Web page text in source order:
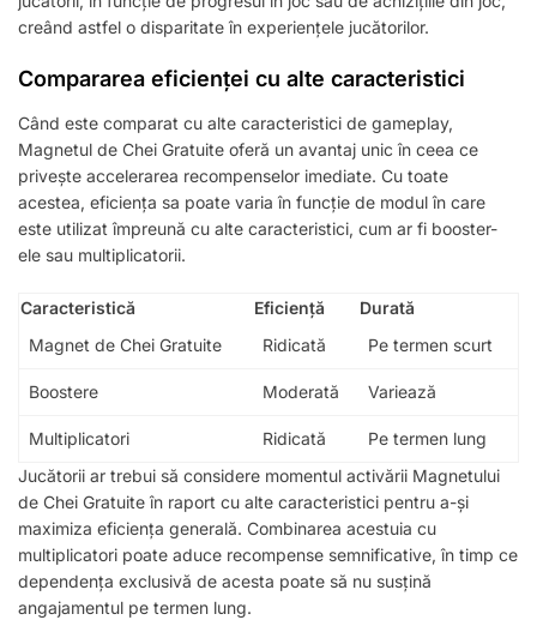
creând astfel o disparitate în experiențele jucătorilor.
Compararea eficienței cu alte caracteristici
Când este comparat cu alte caracteristici de gameplay,
Magnetul de Chei Gratuite oferă un avantaj unic în ceea ce
privește accelerarea recompenselor imediate. Cu toate
acestea, eficiența sa poate varia în funcție de modul în care
este utilizat împreună cu alte caracteristici, cum ar fi booster-
ele sau multiplicatorii.
Caracteristică Eficiență
Durată
Magnet de Chei Gratuite
Ridicată Pe termen scurt
Boostere Moderată Variează
Multiplicatori Ridicată
Pe termen lung
Jucătorii ar trebui să considere momentul activării Magnetului
de Chei Gratuite în raport cu alte caracteristici pentru a-și
maximiza eficiența generală. Combinarea acestuia cu
multiplicatori poate aduce recompense semnificative, în timp ce
dependența exclusivă de acesta poate să nu susțină
angajamentul pe termen lung.